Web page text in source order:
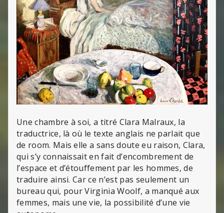
Une chambre à soi, a titré Clara Malraux, la
traductrice, là où le texte anglais ne parlait que
de room. Mais elle a sans doute eu raison, Clara,
qui s’y connaissait en fait d’encombrement de
l’espace et d’étouffement par les hommes, de
traduire ainsi. Car ce n’est pas seulement un
bureau qui, pour Virginia Woolf, a manqué aux
femmes, mais une vie, la possibilité d’une vie